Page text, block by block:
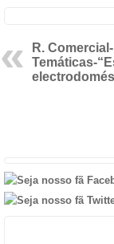
R.
Temáticas-